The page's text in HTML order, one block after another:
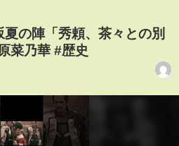
夏の陣「秀頼、茶々との別
菜乃華 #歴史